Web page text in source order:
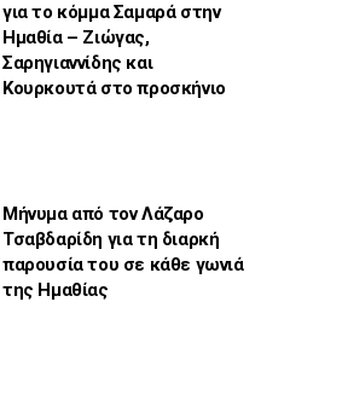
για το κόμμα Σαμαρά στην
Ημαθία – Ζιώγας,
Σαρηγιαννίδης και
Κουρκουτά στο προσκήνιο
Μήνυμα από τον Λάζαρο
Τσαβδαρίδη για τη διαρκή
παρουσία του σε κάθε γωνιά
της Ημαθίας